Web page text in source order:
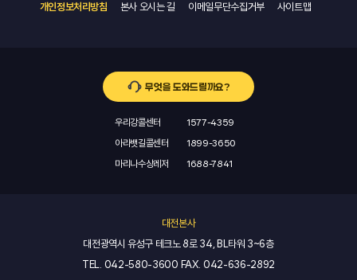
개인정보처리방침 본사 오시는 길 이메일무단수집거부 사이트맵
무엇을 도와드릴까요?
우리강콜센터
1577-4359
아라뱃길콜센터
1899-3650
마리나수상레저
1688-7841
대전본사
대전광역시 유성구 테크노 8로 34, BL타워 3~6층
TEL. 042-580-3600 FAX. 042-636-2892